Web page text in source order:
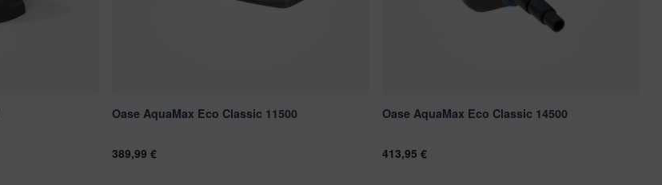
Oase AquaMax Eco Classic 11500
389,99 €
Oase AquaMax Eco Classic 14500
413,95 €